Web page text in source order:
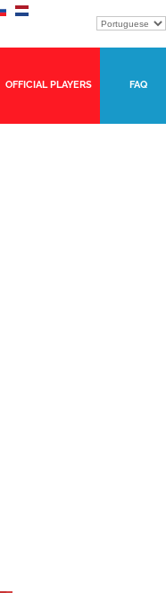
OFFICIAL PLAYERS FAQ